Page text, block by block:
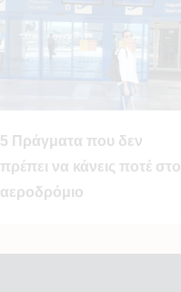
5 Πράγματα που δεν
πρέπει να κάνεις ποτέ στο
αεροδρόμιο